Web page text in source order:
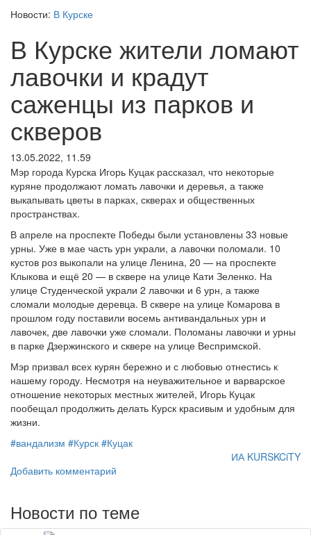
Новости: В Курске
В Курске жители ломают
лавочки и крадут
саженцы из парков и
скверов
13.05.2022, 11.59
Мэр города Курска Игорь Куцак рассказал, что некоторые
куряне продолжают ломать лавочки и деревья, а также
выкапывать цветы в парках, скверах и общественных
пространствах.
В апреле на проспекте Победы были установлены 33 новые
урны. Уже в мае часть урн украли, а лавочки поломали. 10
кустов роз выкопали на улице Ленина, 20 — на проспекте
Клыкова и ещё 20 — в сквере на улице Кати Зеленко. На
улице Студенческой украли 2 лавочки и 6 урн, а также
сломали молодые деревца. В сквере на улице Комарова в
прошлом году поставили восемь антивандальных урн и
лавочек, две лавочки уже сломали. Поломаны лавочки и урны
в парке Дзержинского и сквере на улице Веспримской.
Мэр призвал всех курян бережно и с любовью отнестись к
нашему городу. Несмотря на неуважительное и варварское
отношение некоторых местных жителей, Игорь Куцак
пообещал продолжить делать Курск красивым и удобным для
жизни.
#вандализм #Курск #Куцак
ИА KURSKCiTY
Добавить комментарий
Новости по теме